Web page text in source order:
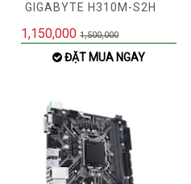
GIGABYTE H310M-S2H
1,150,000 1,500,000
ĐẶT MUA NGAY